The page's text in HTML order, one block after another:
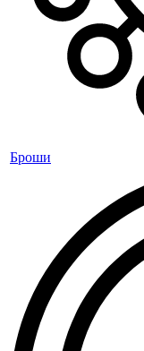
Броши